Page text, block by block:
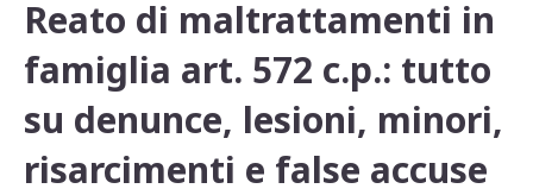
Reato di maltrattamenti in
famiglia art. 572 c.p.: tutto
su denunce, lesioni, minori,
risarcimenti e false accuse